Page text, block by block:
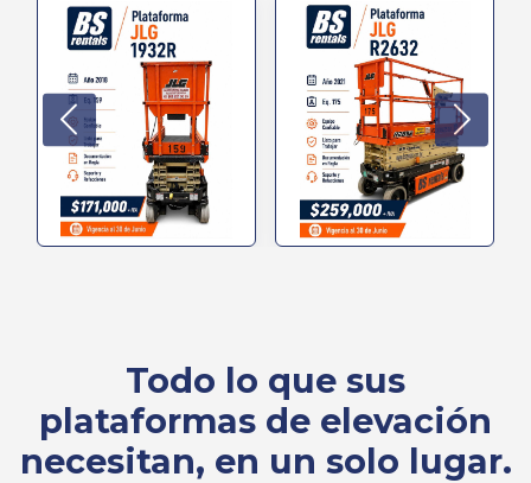
Todo lo que sus
plataformas de elevación
necesitan, en un solo lugar.